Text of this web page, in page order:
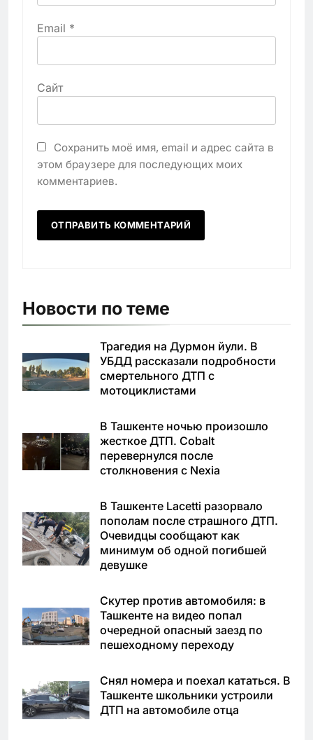
Email *
Сайт
Сохранить моё имя, email и адрес сайта в
этом браузере для последующих моих
комментариев.
Новости по теме
Трагедия на Дурмон йули. В
УБДД рассказали подробности
смертельного ДТП с
мотоциклистами
В Ташкенте ночью произошло
жесткое ДТП. Cobalt
перевернулся после
столкновения с Nexia
В Ташкенте Lacetti разорвало
пополам после страшного ДТП.
Очевидцы сообщают как
минимум об одной погибшей
девушке
Скутер против автомобиля: в
Ташкенте на видео попал
очередной опасный заезд по
пешеходному переходу
Снял номера и поехал кататься. В
Ташкенте школьники устроили
ДТП на автомобиле отца